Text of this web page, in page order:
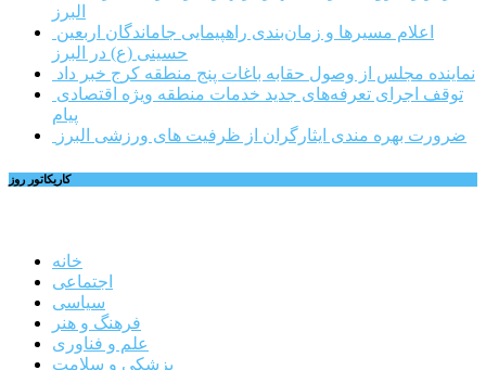
البرز
حسینی (ع) در البرز
نماینده مجلس از وصول حقابه باغات پنج منطقه کرج خبر داد
پیام
ضرورت بهره مندی ایثارگران از ظرفیت های ورزشی البرز
کاریکاتور روز
خانه
اجتماعی
سیاسی
فرهنگ و هنر
علم و فناوری
پزشکی و سلامت